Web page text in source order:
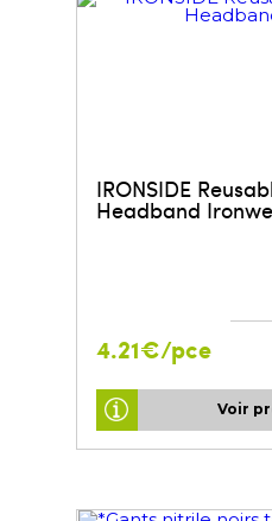
IRONSIDE
Headband
4.21€/pce
Voir